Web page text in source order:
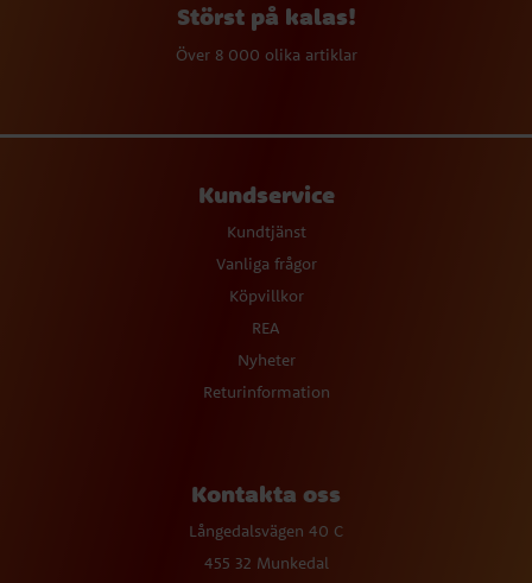
Störst på kalas!
Över 8 000 olika artiklar
Kundservice
Kundtjänst
Vanliga frågor
Köpvillkor
REA
Nyheter
Returinformation
Kontakta oss
Långedalsvägen 40 C
455 32 Munkedal